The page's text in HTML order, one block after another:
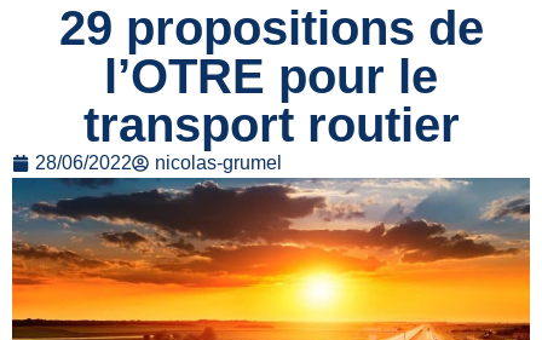
29 propositions de
l’OTRE pour le
transport routier
28/06/2022 nicolas-grumel